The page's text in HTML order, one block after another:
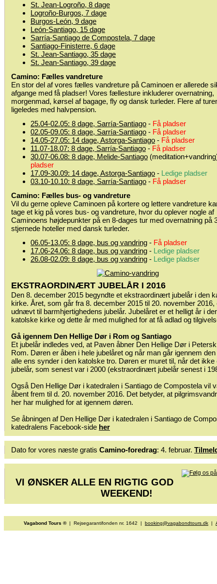
St. Jean-Logroño, 8 dage
Logroño-Burgos, 7 dage
Burgos-León, 9 dage
León-Santiago, 15 dage
Sarría-Santiago de Compostela, 7 dage
Santiago-Finisterre, 6 dage
St. Jean-Santiago, 35 dage
St. Jean-Santiago, 39 dage
Camino: Fælles vandreture
En stor del af vores fælles vandreture på Caminoen er allerede
afgange med få pladser! Vores fællesture inkluderer overnatning,
morgenmad, kørsel af bagage, fly og dansk turleder. Flere af
ligeledes med halvpension.
25.04-02.05: 8 dage, Sarría-Santiago - Få pladser
02.05-09.05: 8 dage, Sarría-Santiago - Få pladser
14.05-27.05: 14 dage, Astorga-Santiago - Få pladser
11.07-18.07: 8 dage, Sarría-Santiago - Få pladser
30.07-06.08: 8 dage, Melide-Santiago
pladser
17.09-30.09: 14 dage, Astorga-Santiago - Ledige pladser
03.10-10.10: 8 dage, Sarría-Santiago - Få pladser
Camino: Fælles bus- og vandreture
Vil du gerne opleve Caminoen på kortere og lettere vandreture
tage et kig på vores bus- og vandreture, hvor du oplever nogle af
Caminoens højdepunkter på en 8-dages tur med overnatning på
stjernede hoteller med dansk turleder.
06.05-13.05: 8 dage, bus og vandring - Få pladser
17.06-24.06: 8 dage, bus og vandring - Ledige pladser
26.08-02.09: 8 dage, bus og vandring - Ledige pladser
EKSTRAORDINÆRT JUBELÅR I 2016
Den 8. december 2015 begyndte et ekstraordinært jubelår i den
kirke. Året, som går fra 8. december 2015 til 20. november 2016,
udnævt til barmhjertighedens jubelår. Jubelåret er et helligt år i
katolske kirke og dette år med mulighed for at få adlad og
Gå igennem Den Hellige Dør i Rom og Santiago
Et jubelår indledes ved, at Paven åbner Den Hellige Dør i
Rom. Døren er åben i hele jubelåret og når man går igennem
alle ens synder i den katolske tro. Døren er muret til, når det ikke
jubelår, som senest var i 2000 (ekstraordinært jubelår senest i
Også Den Hellige Dør i katedralen i Santiago de Compostela vil
åbent frem til d. 20. november 2016. Det betyder, at
her har mulighed for at igennem døren.
Se åbningen af Den Hellige Dør i katedralen i Santiago de
katedralens Facebook-side her
Dato for vores næste gratis Camino-foredrag: 4. februar.
VI ØNSKER ALLE EN RIGTIG GOD
WEEKEND!
Vagabond Tours ®| Rejsegarantifonden nr. 1642 | booking@vagabondtours.dk |